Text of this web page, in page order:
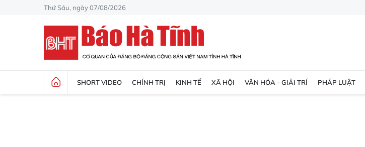
Thứ Sáu, ngày 07/08/2026
SHORT VIDEO CHÍNH TRỊ KINH TẾ XÃ HỘI VĂN HÓA - GIẢI TRÍ PHÁP LUẬT